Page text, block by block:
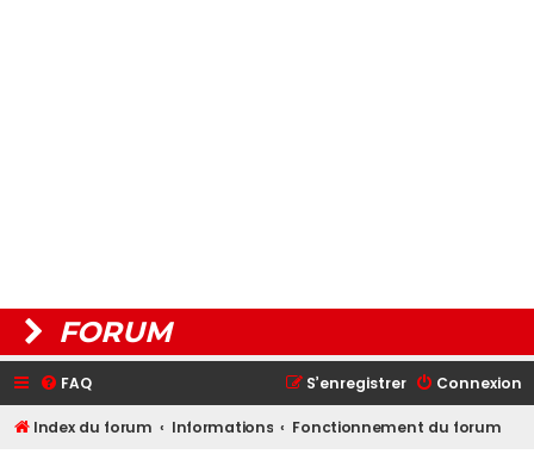
FORUM
FAQ Connexion
S’enregistrer
Index du forum Informations Fonctionnement du forum